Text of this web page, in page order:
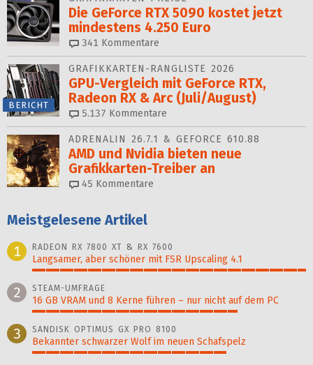
Die GeForce RTX 5090 kostet jetzt
mindestens 4.250 Euro
341 Kommentare
BERICHT
GRAFIKKARTEN-RANGLISTE 2026
GPU-Vergleich mit GeForce RTX,
Radeon RX & Arc (Juli/August)
5.137 Kommentare
ADRENALIN 26.7.1 & GEFORCE 610.88
AMD und Nvidia bieten neue
Grafikkarten-Treiber an
45 Kommentare
Meistgelesene Artikel
1
RADEON RX 7800 XT & RX 7600
Langsamer, aber schöner mit FSR Upscaling 4.1
2 STEAM-UMFRAGE
16 GB VRAM und 8 Kerne führen – nur nicht auf dem PC
3 SANDISK OPTIMUS GX PRO 8100
Bekannter schwarzer Wolf im neuen Schafspelz